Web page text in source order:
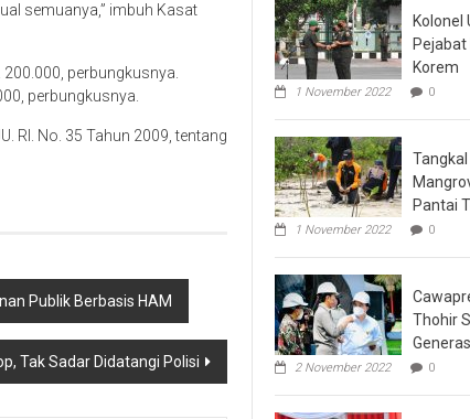
semuanya,” imbuh Kasat
perbungkusnya.
perbungkusnya.
RI. No. 35 Tahun 2009, tentang
Publik Berbasis HAM
Tak Sadar Didatangi Polisi
Kolonel
Pejabat
Korem
1 November 2022 0
Pantai
1 November 2022 0
Thohir
2 November 2022 0